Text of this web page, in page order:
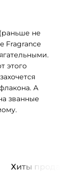
не
Fragrance
этого
А
званные
Хиты продаж